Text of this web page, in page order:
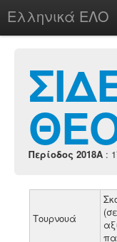
Ελληνικά ΕΛΟ
chesstu.be @ discord
Login
Περίοδος 2018A :
Τουρνουά
(σε